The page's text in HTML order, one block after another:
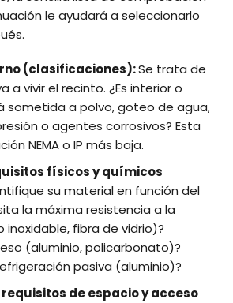
le ayudará a seleccionarlo
(clasificaciones):Se trata de
a vivir el recinto. ¿Es interior o
sometida a polvo, goteo de agua,
o agentes corrosivos? Esta
NEMA o IP más baja.
físicos y químicos
su material en función del
la máxima resistencia a la
inoxidable, fibra de vidrio)?
(aluminio, policarbonato)?
pasiva (aluminio)?
de espacio y acceso